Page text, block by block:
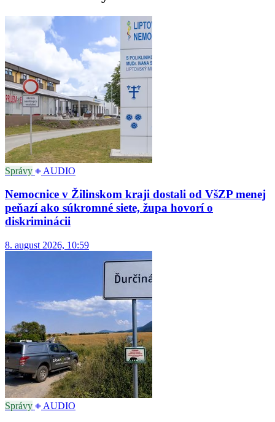
Správy AUDIO
Nemocnice v Žilinskom kraji dostali od VšZP menej
peňazí ako súkromné siete, župa hovorí o
diskriminácii
8. august 2026, 10:59
Správy AUDIO